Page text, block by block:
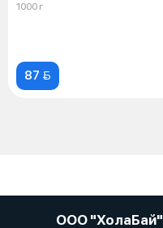
1000 г
87 
ООО "ХолаБай"